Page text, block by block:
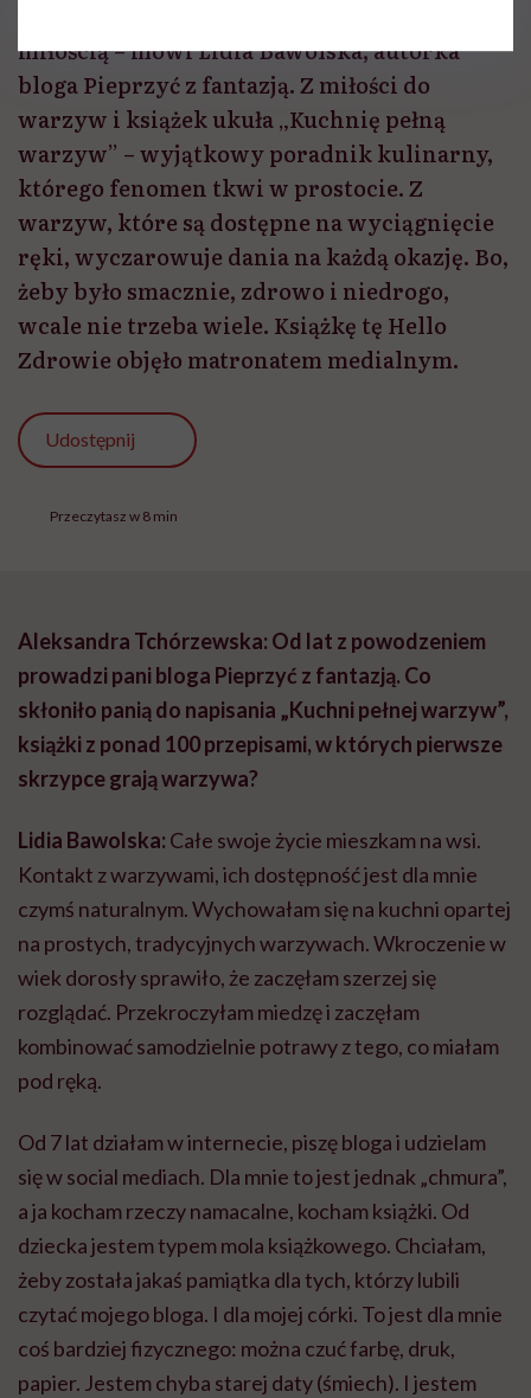
miłością – mówi Lidia Bawolska, autorka
bloga Pieprzyć z fantazją. Z miłości do
warzyw i książek ukuła „Kuchnię pełną
warzyw” – wyjątkowy poradnik kulinarny,
którego fenomen tkwi w prostocie. Z
warzyw, które są dostępne na wyciągnięcie
ręki, wyczarowuje dania na każdą okazję. Bo,
żeby było smacznie, zdrowo i niedrogo,
wcale nie trzeba wiele. Książkę tę Hello
Zdrowie objęło matronatem medialnym.
Udostępnij
Przeczytasz w 8 min
Aleksandra Tchórzewska: Od lat z powodzeniem
prowadzi pani bloga Pieprzyć z fantazją. Co
skłoniło panią do napisania „Kuchni pełnej warzyw”,
książki z ponad 100 przepisami, w których pierwsze
skrzypce grają warzywa?
Lidia Bawolska: Całe swoje życie mieszkam na wsi.
Kontakt z warzywami, ich dostępność jest dla mnie
czymś naturalnym. Wychowałam się na kuchni opartej
na prostych, tradycyjnych warzywach. Wkroczenie w
wiek dorosły sprawiło, że zaczęłam szerzej się
rozglądać. Przekroczyłam miedzę i zaczęłam
kombinować samodzielnie potrawy z tego, co miałam
pod ręką.
Od 7 lat działam w internecie, piszę bloga i udzielam
się w social mediach. Dla mnie to jest jednak „chmura”,
a ja kocham rzeczy namacalne, kocham książki. Od
dziecka jestem typem mola książkowego. Chciałam,
żeby została jakaś pamiątka dla tych, którzy lubili
czytać mojego bloga. I dla mojej córki. To jest dla mnie
coś bardziej fizycznego: można czuć farbę, druk,
papier. Jestem chyba starej daty (śmiech). I jestem